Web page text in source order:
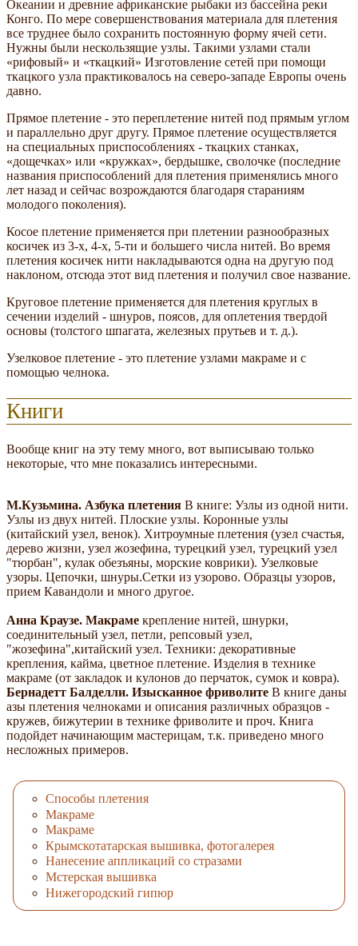
Океании и древние африканские рыбаки из бассейна реки
Конго. По мере совершенствования материала для плетения
все труднее было сохранить постоянную форму ячей сети.
Нужны были нескользящие узлы. Такими узлами стали
«рифовый» и «ткацкий» Изготовление сетей при помощи
ткацкого узла практиковалось на северо-западе Европы очень
давно.
Прямое плетение - это переплетение нитей под прямым углом
и параллельно друг другу. Прямое плетение осуществляется
на специальных приспособлениях - ткацких станках,
«дощечках» или «кружках», бердышке, сволочке (последние
названия приспособлений для плетения применялись много
лет назад и сейчас возрождаются благодаря стараниям
молодого поколения).
Косое плетение применяется при плетении разнообразных
косичек из 3-х, 4-х, 5-ти и большего числа нитей. Во время
плетения косичек нити накладываются одна на другую под
наклоном, отсюда этот вид плетения и получил свое название.
Круговое плетение применяется для плетения круглых в
сечении изделий - шнуров, поясов, для оплетения твердой
основы (толстого шпагата, железных прутьев и т. д.).
Узелковое плетение - это плетение узлами макраме и с
помощью челнока.
Книги
Вообще книг на эту тему много, вот выписываю только
некоторые, что мне показались интересными.
М.Кузьмина. Азбука плетения В книге: Узлы из одной нити.
Узлы из двух нитей. Плоские узлы. Коронные узлы
(китайский узел, венок). Хитроумные плетения (узел счастья,
дерево жизни, узел жозефина, турецкий узел, турецкий узел
"тюрбан", кулак обезъяны, морские коврики). Узелковые
узоры. Цепочки, шнуры.Сетки из узорово. Образцы узоров,
прием Кавандоли и много другое.
Анна Краузе. Макраме крепление нитей, шнурки,
соединительный узел, петли, репсовый узел,
"жозефина",китайский узел. Техники: декоративные
крепления, кайма, цветное плетение. Изделия в технике
макраме (от закладок и кулонов до перчаток, сумок и ковра).
Бернадетт Балделли. Изысканное фриволите В книге даны
азы плетения челноками и описания различных образцов -
кружев, бижутерии в технике фриволите и проч. Книга
подойдет начинающим мастерицам, т.к. приведено много
несложных примеров.
Способы плетения
Макраме
Макраме
Крымскотатарская вышивка, фотогалерея
Нанесение аппликаций со стразами
Мстерская вышивка
Нижегородский гипюр